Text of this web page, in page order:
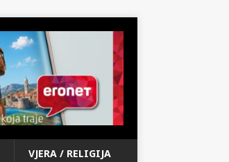
VJERA / RELIGIJA